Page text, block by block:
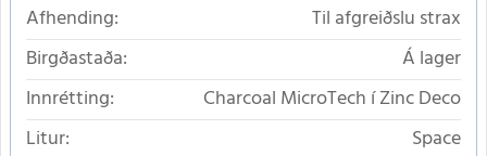
Afhending:
Til afgreiðslu strax
Birgðastaða:
Á lager
Innrétting:
Charcoal MicroTech í Zinc Deco
Litur:
Space